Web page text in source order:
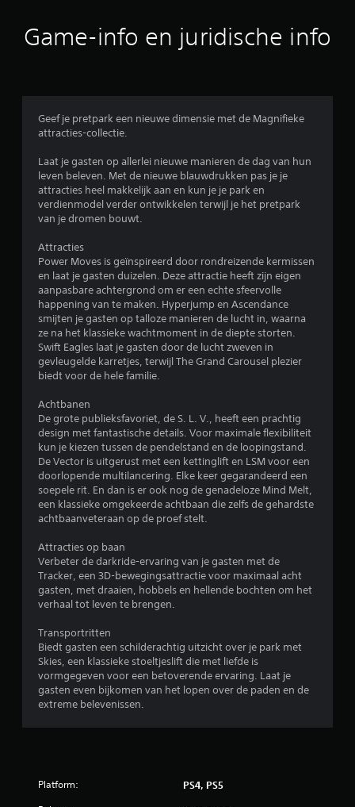
b
o
e
i
g
4
4
4
/
5
e
r
e
u
Game-info en juridische info
Geef je pretpark een nieuwe dimensie met de Magnifieke
attracties-collectie.
Laat je gasten op allerlei nieuwe manieren de dag van hun
leven beleven. Met de nieuwe blauwdrukken pas je je
attracties heel makkelijk aan en kun je je park en
verdienmodel verder ontwikkelen terwijl je het pretpark
van je dromen bouwt.
Attracties
Power Moves is geïnspireerd door rondreizende kermissen
en laat je gasten duizelen. Deze attractie heeft zijn eigen
aanpasbare achtergrond om er een echte sfeervolle
happening van te maken. Hyperjump en Ascendance
smijten je gasten op talloze manieren de lucht in, waarna
ze na het klassieke wachtmoment in de diepte storten.
Swift Eagles laat je gasten door de lucht zweven in
gevleugelde karretjes, terwijl The Grand Carousel plezier
biedt voor de hele familie.
Achtbanen
De grote publieksfavoriet, de S. L. V., heeft een prachtig
design met fantastische details. Voor maximale flexibiliteit
kun je kiezen tussen de pendelstand en de loopingstand.
De Vector is uitgerust met een kettinglift en LSM voor een
doorlopende multilancering. Elke keer gegarandeerd een
soepele rit. En dan is er ook nog de genadeloze Mind Melt,
een klassieke omgekeerde achtbaan die zelfs de gehardste
achtbaanveteraan op de proef stelt.
Attracties op baan
Verbeter de darkride-ervaring van je gasten met de
Tracker, een 3D-bewegingsattractie voor maximaal acht
gasten, met draaien, hobbels en hellende bochten om het
verhaal tot leven te brengen.
Transportritten
Biedt gasten een schilderachtig uitzicht over je park met
Skies, een klassieke stoeltjeslift die met liefde is
vormgegeven voor een betoverende ervaring. Laat je
gasten even bijkomen van het lopen over de paden en de
extreme belevenissen.
Platform: PS4, PS5